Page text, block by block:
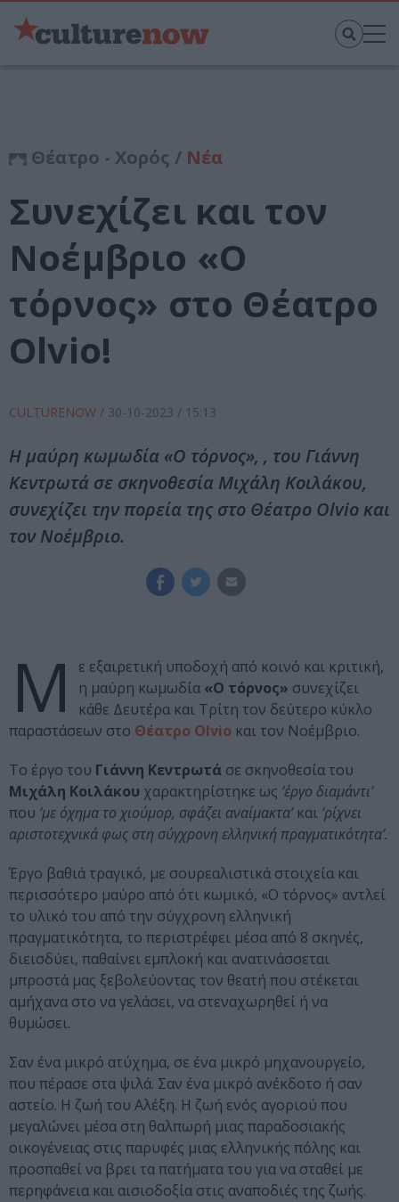
Θέατρο - Χορός / Νέα
Συνεχίζει και τον
Νοέμβριο «Ο
τόρνος» στο Θέατρο
Olvio!
CULTURENOW / 30-10-2023 / 15:13
H μαύρη κωμωδία «Ο τόρνος», , του Γιάννη
Κεντρωτά σε σκηνοθεσία Μιχάλη Κοιλάκου,
συνεχίζει την πορεία της στο Θέατρο Olvio και
τον Νοέμβριο.
Μ
ε εξαιρετική υποδοχή από κοινό και κριτική,
η μαύρη κωμωδία «Ο τόρνος» συνεχίζει
κάθε Δευτέρα και Τρίτη τον δεύτερο κύκλο
παραστάσεων στο Θέατρο Olvio και τον Νοέμβριο.
Το έργο του Γιάννη Κεντρωτά σε σκηνοθεσία του
Μιχάλη Κοιλάκου χαρακτηρίστηκε ως ‘έργο διαμάντι’
που ‘με όχημα το χιούμορ, σφάζει αναίμακτα’και ‘ρίχνει
αριστοτεχνικά φως στη σύγχρονη ελληνική πραγματικότητα’.
Έργο βαθιά τραγικό, με σουρεαλιστικά στοιχεία και
περισσότερο μαύρο από ότι κωμικό, «Ο τόρνος» αντλεί
το υλικό του από την σύγχρονη ελληνική
πραγματικότητα, το περιστρέφει μέσα από 8 σκηνές,
διεισδύει, παθαίνει εμπλοκή και ανατινάσσεται
μπροστά μας ξεβολεύοντας τον θεατή που στέκεται
αμήχανα στο να γελάσει, να στεναχωρηθεί ή να
θυμώσει.
Σαν ένα μικρό ατύχημα, σε ένα μικρό μηχανουργείο,
που πέρασε στα ψιλά. Σαν ένα μικρό ανέκδοτο ή σαν
αστείο. Η ζωή του Αλέξη. Η ζωή ενός αγοριού που
μεγαλώνει μέσα στη θαλπωρή μιας παραδοσιακής
οικογένειας στις παρυφές μιας ελληνικής πόλης και
προσπαθεί να βρει τα πατήματα του για να σταθεί με
περηφάνεια και αισιοδοξία στις αναποδιές της ζωής.